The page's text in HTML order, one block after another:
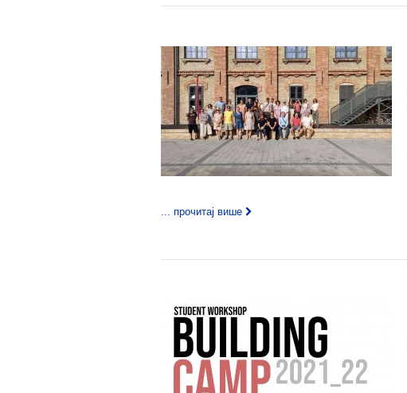
... прочитај више